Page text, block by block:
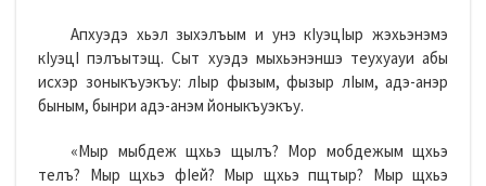
Апхуэдэ хьэл зыхэлъым и унэ кIуэцIыр жэхьэнэмэ
кIуэцI пэлъытэщ. Сыт хуэдэ мыхьэнэншэ теухуауи абы
исхэр зоныкъуэкъу: лIыр фызым, фызыр лIым, адэ-анэр
быным, бынри адэ-анэм йоныкъуэкъу.
«Мыр мыбдеж щхьэ щылъ? Мор мобдежым щхьэ
телъ? Мыр щхьэ фIей? Мыр щхьэ пщтыр? Мыр щхьэ